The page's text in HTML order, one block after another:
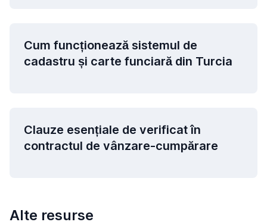
Cum funcționează sistemul de
cadastru și carte funciară din Turcia
Clauze esențiale de verificat în
contractul de vânzare-cumpărare
Alte resurse